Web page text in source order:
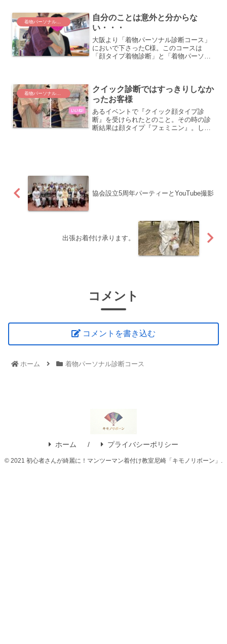
自分のことは意外と分からな
い・・・
大阪より「着物パーソナル診断コース」
においで下さったC様。このコースは
「顔タイプ着物診断」と「着物パーソナ
の人気コースです。
クイック診断ではすっきりしなか
ったお客様
あるイベントで『クイック顔タイプ診
断』を受けられたとのこと。その時の診
断結果は顔タイプ『フェミニン』。しか
協会設立5周年パーティーとYouTube撮影
出張お着付け承ります。
コメント
コメントを書き込む
ホーム 着物パーソナル診断コース
ホーム プライバシーポリシー
© 2021 初心者さんが綺麗に！マンツーマン着付け教室尼崎「キモノリボーン」.